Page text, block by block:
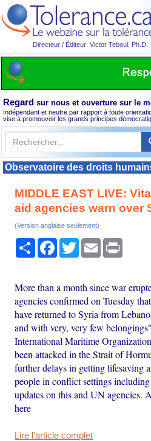
Directeur / Éditeur: Victor Teboul, Ph.D.
Regard sur nous et ouverture sur le
Indépendant et neutre par rapport à toute
vise à promouvoir les grands principes
Observatoire des droits
MIDDLE EAST LIVE:
aid agencies warn over
(Version anglaise seulement)
PartagerFacebook
TwitterEmail
More than a month since war
agencies confirmed on Tuesday
have returned to Syria from
and with very, very few
International Maritime
been attacked in the Strait of
further delays in getting lifesaving
people in conflict settings
updates on this and UN agencies.
here
Lire l'article complet